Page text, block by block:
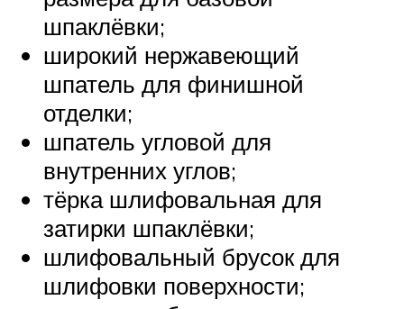
шпаклёвки;
широкий нержавеющий
шпатель для финишной
отделки;
шпатель угловой для
внутренних углов;
тёрка шлифовальная для
затирки шпаклёвки;
шлифовальный брусок для
шлифовки поверхности;